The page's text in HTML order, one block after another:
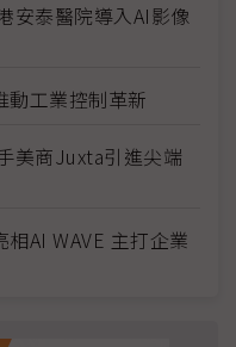
安泰醫院導入AI影像
動工業控制革新
美商Juxta引進尖端
AI WAVE 主打企業